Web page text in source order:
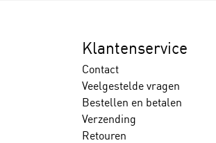
Klantenservice
Contact
Veelgestelde vragen
Bestellen en betalen
Verzending
Retouren